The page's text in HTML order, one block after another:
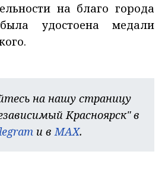
на благо города
удостоена медали
на нашу страницу
Красноярск" в
и вMAX.